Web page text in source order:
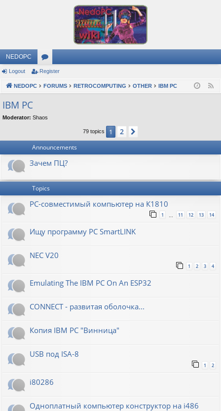
NEDOPC
or
u
s
Logout Register
NEDOPC FORUMS RETROCOMPUTING OTHER IBM PC
IBM PC
Moderator: Shaos
79 topics 1 2
Announcements
Зачем ПЦ?
Topics
PC-совместимый компьютер на К1810
1 … 11 12 13 14
Ищу программу PC SmartLINK
NEC V20
1 2 3 4
Emulating The IBM PC On An ESP32
CONNECT - развитая оболочка...
Копия IBM PC "Винница"
USB под ISA-8
1 2
i80286
Одноплатный компьютер конструктор на i486